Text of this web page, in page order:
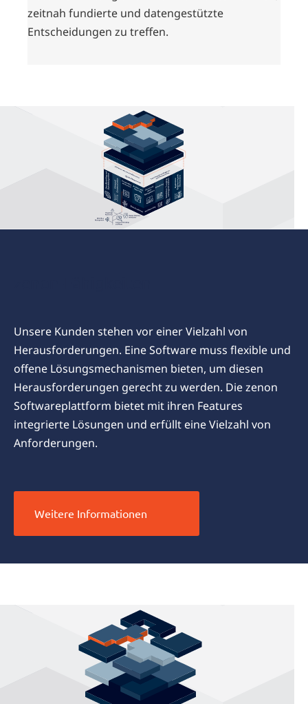
zeitnah fundierte und datengestützte
Entscheidungen zu treffen.
Unsere Kunden stehen vor einer Vielzahl von
Herausforderungen. Eine Software muss flexible und
offene Lösungsmechanismen bieten, um diesen
Herausforderungen gerecht zu werden. Die zenon
Softwareplattform bietet mit ihren Features
integrierte Lösungen und erfüllt eine Vielzahl von
Anforderungen.
Weitere Informationen